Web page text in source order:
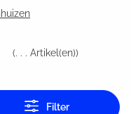
(. . . Artikel(en))
Filter